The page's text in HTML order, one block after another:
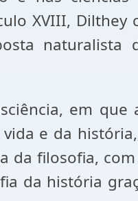
XVIII, Dilthey
naturalista
em que
e da
da filosofia,
da história